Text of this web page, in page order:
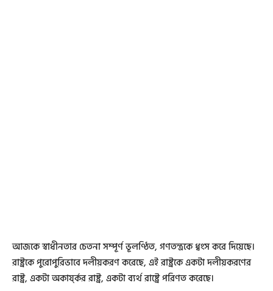
আজকে স্বাধীনতার চেতনা সম্পূর্ণ ভূলণ্ঠিত, গণতন্ত্রকে ধ্বংস করে দিয়েছে।
রাষ্ট্রকে পুরোপুরিভাবে দলীয়করণ করেছে, এই রাষ্ট্রকে একটা দলীয়করণের
রাষ্ট্র, একটা অকার্য্কর রাষ্ট্র, একটা ব্যর্থ রাষ্ট্রে পরিণত করেছে।